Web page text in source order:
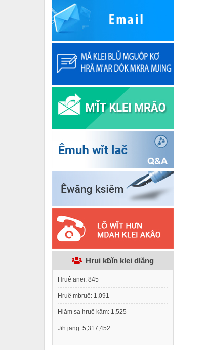
Hrui kƀǐn klei dlăng
Hruê anei: 845
Hruê mbruê: 1,091
Hlăm sa hruê kăm: 1,525
Jih jang: 5,317,452